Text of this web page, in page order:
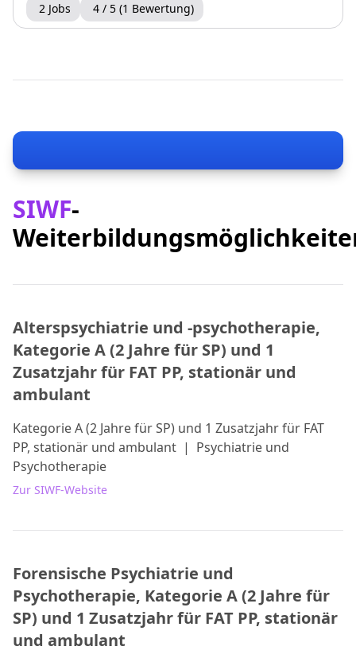
2 Jobs 4 / 5 (1 Bewertung)
SIWF-
Alterspsychiatrie und -psychotherapie,
Kategorie A (2 Jahre für SP) und 1
Zusatzjahr für FAT PP, stationär und
ambulant
Kategorie A (2 Jahre für SP) und 1 Zusatzjahr für FAT
PP, stationär und ambulant | Psychiatrie und
Psychotherapie
Zur SIWF-Website
Forensische Psychiatrie und
Psychotherapie, Kategorie A (2 Jahre für
SP) und 1 Zusatzjahr für FAT PP, stationär
und ambulant